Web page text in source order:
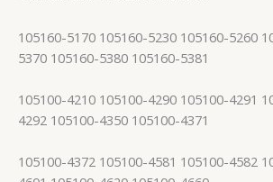
105160-5170 105160-5230 105160-5260
5370 105160-5380 105160-5381
105100-4210 105100-4290 105100-4291
4292 105100-4350 105100-4371
105100-4372 105100-4581 105100-4582